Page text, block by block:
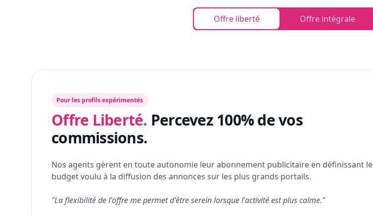
Offre liberté Offre intégrale
Pour les profils expérimentés
Offre Liberté. Percevez 100% de vos
commissions.
Nos agents gèrent en toute autonomie leur abonnement publicitaire en définissant le
budget voulu à la diffusion des annonces sur les plus grands portails.
"La flexibilité de l'offre me permet d'être serein lorsque l'activité est plus calme."